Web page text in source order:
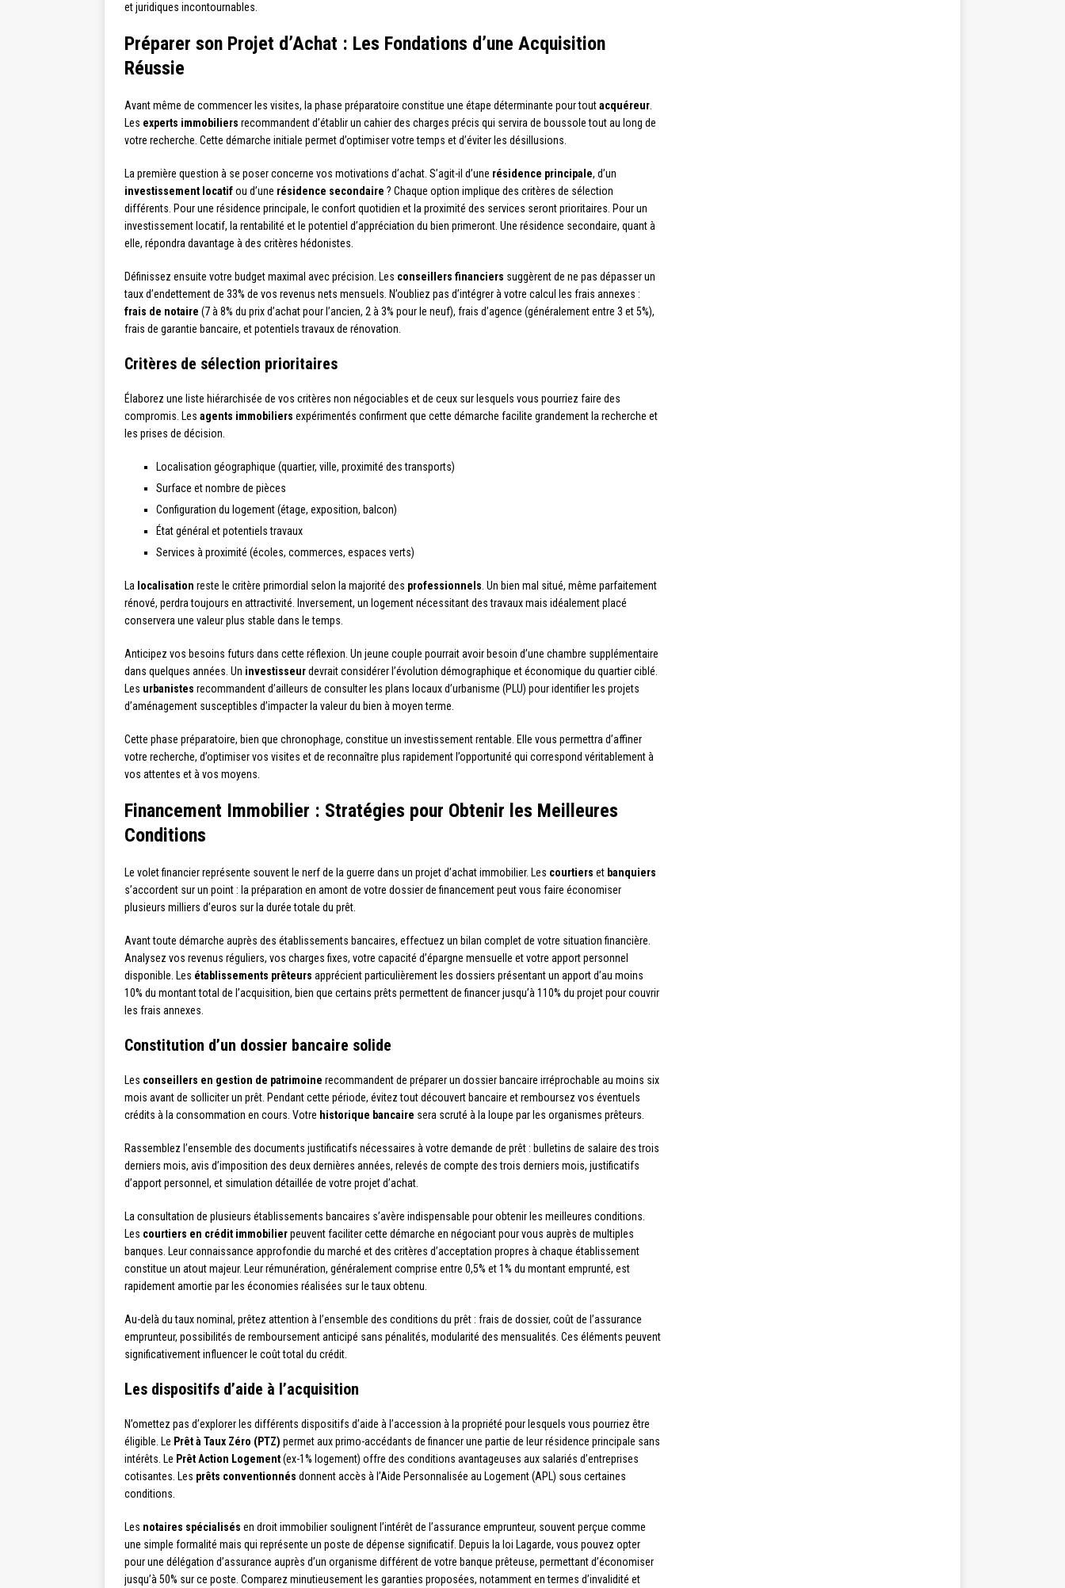
et juridiques incontournables.
Préparer son Projet d’Achat : Les Fondations d’une Acquisition
Réussie
Avant même de commencer les visites, la phase préparatoire constitue une étape déterminante pour toutacquéreur
Les experts immobiliers recommandent d’établir un cahier des charges précis qui servira de boussole tout au long de
votre recherche. Cette démarche initiale permet d’optimiser votre temps et d’éviter les désillusions.
La première question à se poser concerne vos motivations d’achat. S’agit-il d’une résidence principale, d’un
investissement locatifou d’une résidence secondaire ? Chaque option implique des critères de sélection
différents. Pour une résidence principale, le confort quotidien et la proximité des services seront prioritaires. Pour un
investissement locatif, la rentabilité et le potentiel d’appréciation du bien primeront. Une résidence secondaire, quant à
elle, répondra davantage à des critères hédonistes.
Définissez ensuite votre budget maximal avec précision. Les conseillers financiers suggèrent de ne pas dépasser un
taux d’endettement de 33% de vos revenus nets mensuels. N’oubliez pas d’intégrer à votre calcul les frais annexes :
frais de notaire (7 à 8% du prix d’achat pour l’ancien, 2 à 3% pour le neuf), frais d’agence (généralement entre 3 et 5%),
frais de garantie bancaire, et potentiels travaux de rénovation.
Critères de sélection prioritaires
Élaborez une liste hiérarchisée de vos critères non négociables et de ceux sur lesquels vous pourriez faire des
compromis. Les agents immobiliers expérimentés confirment que cette démarche facilite grandement la recherche et
les prises de décision.
Localisation géographique (quartier, ville, proximité des transports)
Surface et nombre de pièces
Configuration du logement (étage, exposition, balcon)
État général et potentiels travaux
Services à proximité (écoles, commerces, espaces verts)
La localisation reste le critère primordial selon la majorité des professionnels . Un bien mal situé, même parfaitement
rénové, perdra toujours en attractivité. Inversement, un logement nécessitant des travaux mais idéalement placé
conservera une valeur plus stable dans le temps.
Anticipez vos besoins futurs dans cette réflexion. Un jeune couple pourrait avoir besoin d’une chambre supplémentaire
dans quelques années. Un investisseurdevrait considérer l’évolution démographique et économique du quartier ciblé.
Les urbanistes recommandent d’ailleurs de consulter les plans locaux d’urbanisme (PLU) pour identifier les projets
d’aménagement susceptibles d’impacter la valeur du bien à moyen terme.
Cette phase préparatoire, bien que chronophage, constitue un investissement rentable. Elle vous permettra d’affiner
votre recherche, d’optimiser vos visites et de reconnaître plus rapidement l’opportunité qui correspond véritablement à
vos attentes et à vos moyens.
Financement Immobilier : Stratégies pour Obtenir les Meilleures
Conditions
Le volet financier représente souvent le nerf de la guerre dans un projet d’achat immobilier. Les courtiers et banquiers
s’accordent sur un point : la préparation en amont de votre dossier de financement peut vous faire économiser
plusieurs milliers d’euros sur la durée totale du prêt.
Avant toute démarche auprès des établissements bancaires, effectuez un bilan complet de votre situation financière.
Analysez vos revenus réguliers, vos charges fixes, votre capacité d’épargne mensuelle et votre apport personnel
disponible. Les établissements prêteurs apprécient particulièrement les dossiers présentant un apport d’au moins
10% du montant total de l’acquisition, bien que certains prêts permettent de financer jusqu’à 110% du projet pour couvrir
les frais annexes.
Constitution d’un dossier bancaire solide
Les conseillers en gestion de patrimoine recommandent de préparer un dossier bancaire irréprochable au moins six
mois avant de solliciter un prêt. Pendant cette période, évitez tout découvert bancaire et remboursez vos éventuels
crédits à la consommation en cours. Votre historique bancaire sera scruté à la loupe par les organismes prêteurs.
Rassemblez l’ensemble des documents justificatifs nécessaires à votre demande de prêt : bulletins de salaire des trois
derniers mois, avis d’imposition des deux dernières années, relevés de compte des trois derniers mois, justificatifs
d’apport personnel, et simulation détaillée de votre projet d’achat.
La consultation de plusieurs établissements bancaires s’avère indispensable pour obtenir les meilleures conditions.
Les courtiers en crédit immobilierpeuvent faciliter cette démarche en négociant pour vous auprès de multiples
banques. Leur connaissance approfondie du marché et des critères d’acceptation propres à chaque établissement
constitue un atout majeur. Leur rémunération, généralement comprise entre 0,5% et 1% du montant emprunté, est
rapidement amortie par les économies réalisées sur le taux obtenu.
Au-delà du taux nominal, prêtez attention à l’ensemble des conditions du prêt : frais de dossier, coût de l’assurance
emprunteur, possibilités de remboursement anticipé sans pénalités, modularité des mensualités. Ces éléments peuvent
significativement influencer le coût total du crédit.
Les dispositifs d’aide à l’acquisition
N’omettez pas d’explorer les différents dispositifs d’aide à l’accession à la propriété pour lesquels vous pourriez être
éligible. Le Prêt à Taux Zéro (PTZ) permet aux primo-accédants de financer une partie de leur résidence principale sans
intérêts. Le Prêt Action Logement(ex-1% logement) offre des conditions avantageuses aux salariés d’entreprises
cotisantes. Les prêts conventionnés donnent accès à l’Aide Personnalisée au Logement (APL) sous certaines
conditions.
Les notaires spécialisés en droit immobilier soulignent l’intérêt de l’assurance emprunteur, souvent perçue comme
une simple formalité mais qui représente un poste de dépense significatif. Depuis la loi Lagarde, vous pouvez opter
pour une délégation d’assurance auprès d’un organisme différent de votre banque prêteuse, permettant d’économiser
jusqu’à 50% sur ce poste. Comparez minutieusement les garanties proposées, notamment en termes d’invalidité et